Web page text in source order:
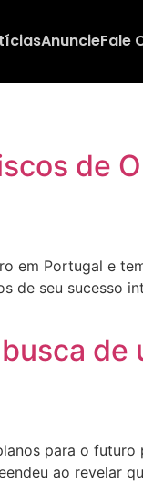
AnuncieFale
de
em Portugal e
de seu sucesso
de
para o
ao revelar